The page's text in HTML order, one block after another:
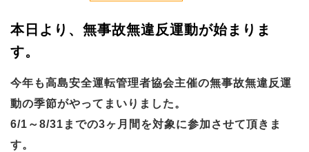
本日より、無事故無違反運動が始まりま
す。
今年も高島安全運転管理者協会主催の無事故無違反運
動の季節がやってまいりました。
6/1～8/31までの3ヶ月間を対象に参加させて頂きま
す。